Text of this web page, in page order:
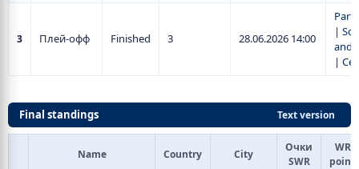
3 Плей-офф Finished 3 28.06.2026 14:00
|
and
|
Text version
Final standings
Name Country City
Очки
SWR
WR-
points